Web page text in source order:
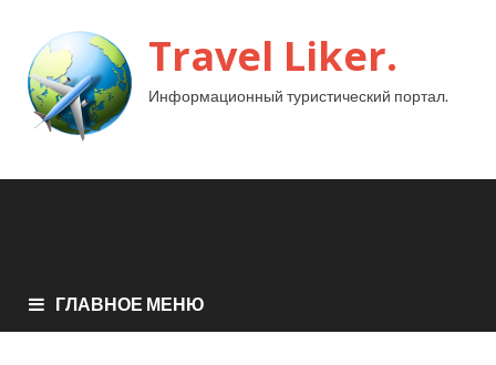
Travel Liker.
Информационный туристический портал.
ГЛАВНОЕ МЕНЮ